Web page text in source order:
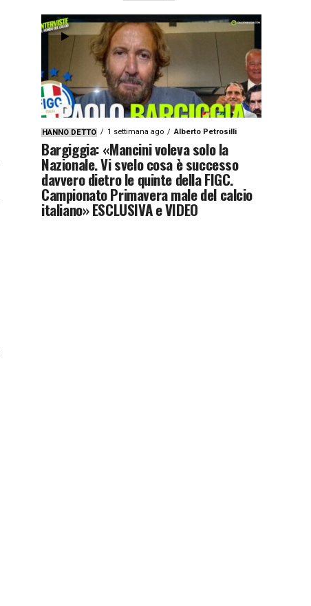
HANNO DETTO 1 settimana ago Alberto Petrosilli
Bargiggia: «Mancini voleva solo la
Nazionale. Vi svelo cosa è successo
davvero dietro le quinte della FIGC.
Campionato Primavera male del calcio
italiano» ESCLUSIVA e VIDEO